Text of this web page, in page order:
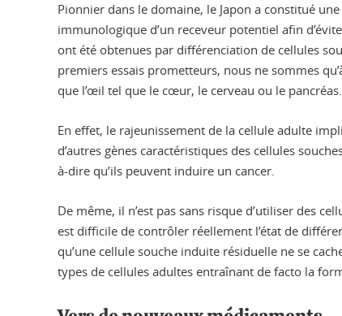
Pionnier dans le domaine, le Japon a constitué
immunologique d’un receveur potentiel afin
ont été obtenues par différenciation de cellules
premiers essais prometteurs, nous ne sommes
que l’œil tel que le cœur, le cerveau ou le pancréas.
En effet, le rajeunissement de la cellule adulte
d’autres gènes caractéristiques des cellules
à-dire qu’ils peuvent induire un cancer.
De même, il n’est pas sans risque d’utiliser des
est difficile de contrôler réellement l’état de
qu’une cellule souche induite résiduelle ne se
types de cellules adultes entraînant de facto la